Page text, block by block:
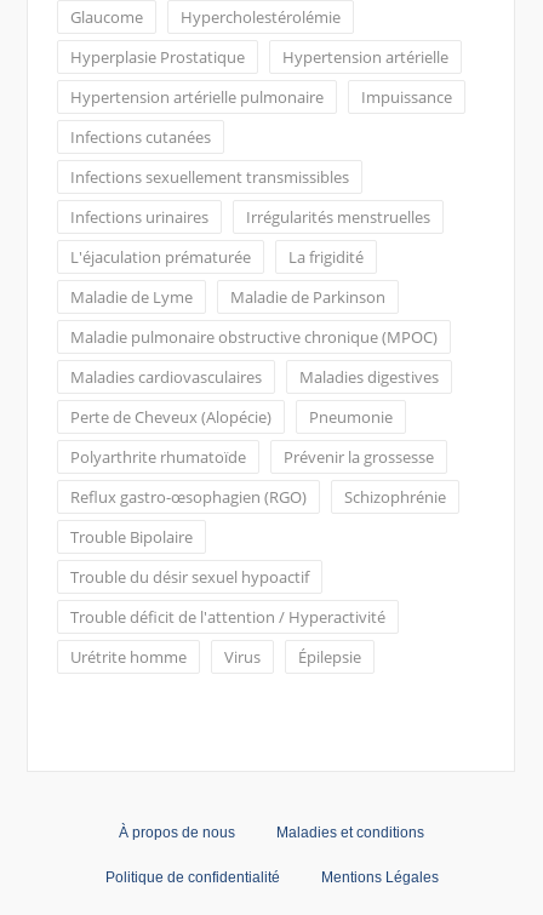
Glaucome
Hypercholestérolémie
Hyperplasie Prostatique
Hypertension artérielle
Hypertension artérielle pulmonaire
Impuissance
Infections cutanées
Infections sexuellement transmissibles
Infections urinaires
Irrégularités menstruelles
L'éjaculation prématurée
La frigidité
Maladie de Lyme
Maladie de Parkinson
Maladie pulmonaire obstructive chronique (MPOC)
Maladies cardiovasculaires
Maladies digestives
Perte de Cheveux (Alopécie)
Pneumonie
Polyarthrite rhumatoïde
Prévenir la grossesse
Reflux gastro-œsophagien (RGO)
Schizophrénie
Trouble Bipolaire
Trouble du désir sexuel hypoactif
Trouble déficit de l'attention / Hyperactivité
Urétrite homme
Virus Épilepsie
À propos de nous Maladies et conditions
Politique de confidentialité Mentions Légales